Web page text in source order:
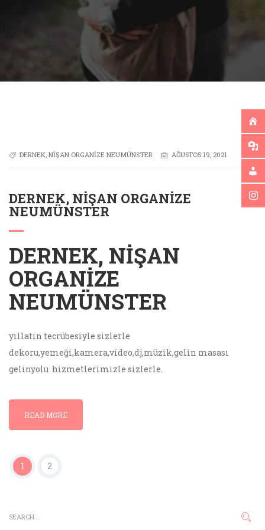
DERNEK, NIŞAN ORGANIZE NEUMÜNSTER AĞUSTOS 19, 2021
DERNEK, NIŞAN ORGANIZE
NEUMÜNSTER
DERNEK, NIŞAN
ORGANIZE
NEUMÜNSTER
yıllatın tecrübesiyle sizlerle
dekoru,yemeği,kamera,video,dj,müzik,gelin masası
gelinyolu hizmetlerimizle sizlerle.
READ MORE
1 2